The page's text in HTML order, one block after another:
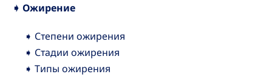
➧ Ожирение
➧ Степени ожирения
➧ Стадии ожирения
➧ Типы ожирения